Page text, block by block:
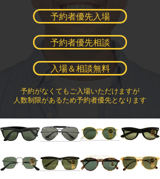
予約者優先入場
予約者優先相談
入場＆相談無料
予約がなくてもご入場いただけますが
人数制限があるため予約者優先となります